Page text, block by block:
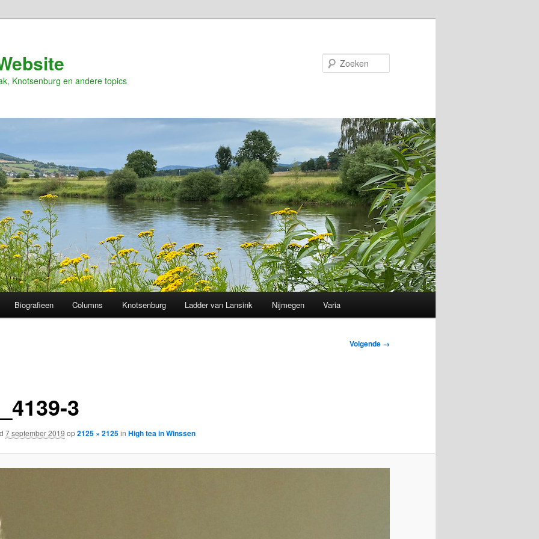
Knotsenburg en andere topics
Biografieen Columns Knotsenburg Ladder van Lansink Nijmegen Varia
Volgende →
3
7 september 2019 op2125 × 2125in High tea in Winssen